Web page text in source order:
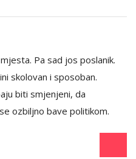
Pa sad jos poslanik.
skolovan i sposoban.
biti smjenjeni, da
ozbiljno bave politikom.